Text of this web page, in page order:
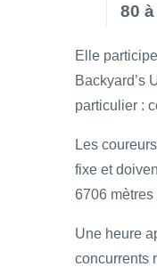
80
Elle
Backyard’s
particulier :
Les
fixe et
6706 mètres
Une heure
concurrents